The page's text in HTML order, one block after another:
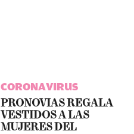
CORONAVIRUS
PRONOVIAS REGALA
VESTIDOS A LAS
MUJERES DEL